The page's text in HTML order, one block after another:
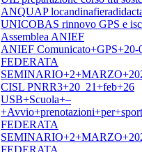
ANQUAP
UNICOBAS rinnovo GPS e
Assemblea ANIEF
ANIEF Comunicato+GPS+20-
FEDERATA
CISL PNRR3+20_21+feb+26
USB+Scuola+–
FEDERATA